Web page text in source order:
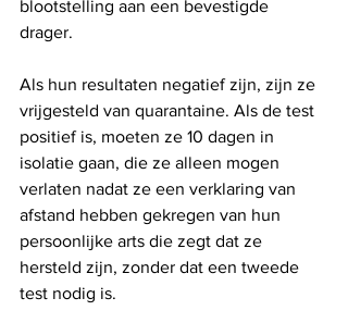
blootstelling aan een bevestigde
drager.
Als hun resultaten negatief zijn, zijn ze
vrijgesteld van quarantaine. Als de test
positief is, moeten ze 10 dagen in
isolatie gaan, die ze alleen mogen
verlaten nadat ze een verklaring van
afstand hebben gekregen van hun
persoonlijke arts die zegt dat ze
hersteld zijn, zonder dat een tweede
test nodig is.